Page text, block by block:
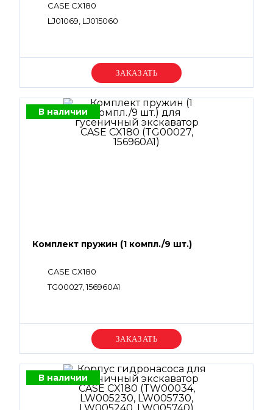
CASE CX180
LJ01069, LJ015060
Уточняйте цену
В наличии
Комплект пружин (1 компл./9 шт.)
CASE CX180
TG00027, 156960A1
Уточняйте цену
В наличии